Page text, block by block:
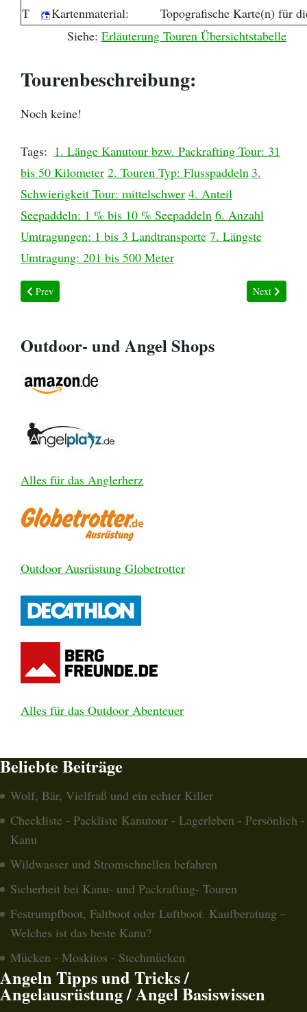
Outdoor- und Angel Shops
Alles für das Anglerherz
Outdoor Ausrüstung Globetrotter
Alles für das Outdoor Abenteuer
T
Kartenmaterial:
Topografische Karte(n) für
Siehe: Erläuterung Touren Übersichtstabelle
Tourenbeschreibung:
Noch keine!
Tags: 1. Länge Kanutour bzw. Packrafting Tour: 31
bis 50 Kilometer 2. Touren Typ: Flusspaddeln 3.
Schwierigkeit Tour: mittelschwer 4. Anteil
Seepaddeln: 1 % bis 10 % Seepaddeln 6. Anzahl
Umtragungen: 1 bis 3 Landtransporte 7. Längste
Umtragung: 201 bis 500 Meter
Previous article: Kanutour Umeälven
Prev Next article:
Next
Beliebte Beiträge
Wolf, Bär, Vielfraß und ein echter Killer
Checkliste - Packliste Kanutour - Lagerleben - Persönlich -
Kanu
Wildwasser und Stromschnellen befahren
Sicherheit bei Kanu- und Packrafting- Touren
Festrumpfboot, Faltboot oder Luftboot. Kaufberatung –
Welches ist das beste Kanu?
Mücken - Moskitos - Stechmücken
Angeln Tipps und Tricks /
Angelausrüstung / Angel Basiswissen